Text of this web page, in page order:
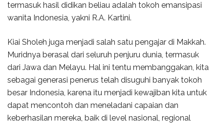
termasuk hasil didikan beliau adalah tokoh emansipasi
wanita Indonesia, yakni R.A. Kartini.
Kiai Sholeh juga menjadi salah satu pengajar di Makkah.
Muridnya berasal dari seluruh penjuru dunia, termasuk
dari Jawa dan Melayu. Hal ini tentu membanggakan, kita
sebagai generasi penerus telah disuguhi banyak tokoh
besar Indonesia, karena itu menjadi kewajiban kita untuk
dapat mencontoh dan meneladani capaian dan
keberhasilan mereka, baik di level nasional, regional